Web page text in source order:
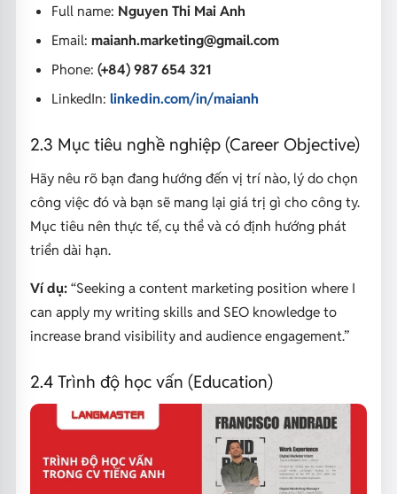
Full name: Nguyen Thi Mai Anh
Email: maianh.marketing@gmail.com
Phone: (+84) 987 654 321
LinkedIn: linkedin.com/in/maianh
2.3 Mục tiêu nghề nghiệp (Career Objective)
Hãy nêu rõ bạn đang hướng đến vị trí nào, lý do chọn
công việc đó và bạn sẽ mang lại giá trị gì cho công ty.
Mục tiêu nên thực tế, cụ thể và có định hướng phát
triển dài hạn.
Ví dụ: “Seeking a content marketing position where I
can apply my writing skills and SEO knowledge to
increase brand visibility and audience engagement.”
2.4 Trình độ học vấn (Education)